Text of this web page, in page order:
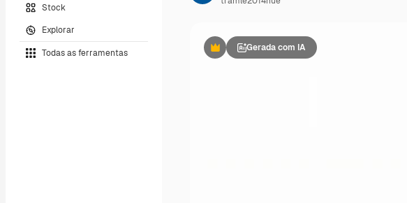
Stock
Explorar
Todas as ferramentas PremiumGerada com IA